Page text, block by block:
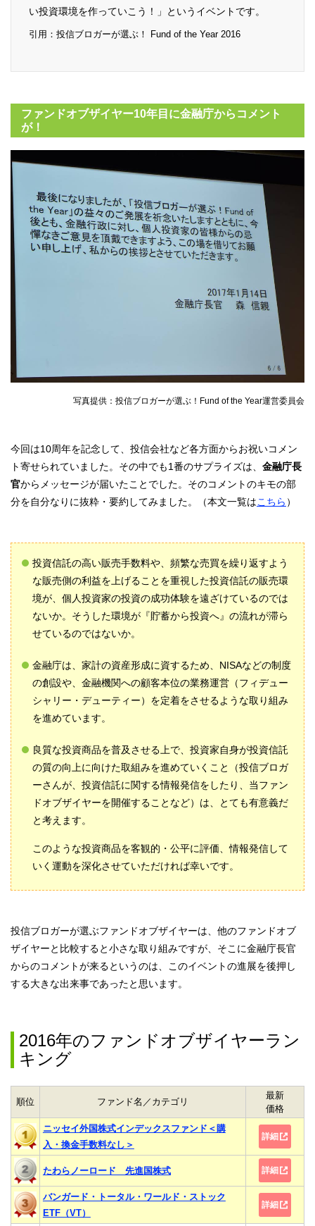
い投資環境を作っていこう！」というイベントです。
引用：投信ブロガーが選ぶ！ Fund of the Year 2016
ファンドオブザイヤー10年目に金融庁からコメント
が！
写真提供：投信ブロガーが選ぶ！Fund of the Year運営委員会
今回は10周年を記念して、投信会社など各方面からお祝いコメン
ト寄せられていました。その中でも1番のサプライズは、 金融庁長
官からメッセージが届いたことでした。そのコメントのキモの部
分を自分なりに抜粋・要約してみました。（本文一覧はこちら ）
投資信託の高い販売手数料や、頻繁な売買を繰り返すよう
な販売側の利益を上げることを重視した投資信託の販売環
境が、個人投資家の投資の成功体験を遠ざけているのでは
ないか。そうした環境が『貯蓄から投資へ』の流れが滞ら
せているのではないか。
金融庁は、家計の資産形成に資するため、NISAなどの制度
の創設や、金融機関への顧客本位の業務運営（フィデュー
シャリー・デューティー）を定着をさせるような取り組み
を進めています。
良質な投資商品を普及させる上で、投資家自身が投資信託
の質の向上に向けた取組みを進めていくこと（投信ブロガ
ーさんが、投資信託に関する情報発信をしたり、当ファン
ドオブザイヤーを開催することなど）は、とても有意義だ
と考えます。
このような投資商品を客観的・公平に評価、情報発信して
いく運動を深化させていただければ幸いです。
投信ブロガーが選ぶファンドオブザイヤーは、他のファンドオブ
ザイヤーと比較すると小さな取り組みですが、そこに金融庁長官
からのコメントが来るというのは、このイベントの進展を後押し
する大きな出来事であったと思います。
2016年のファンドオブザイヤーラン
キング
順位 ファンド名／カテゴリ
最新
価格
ニッセイ外国株式インデックスファンド＜購
入・換金手数料なし＞
詳細
たわらノーロード 先進国株式 詳細
バンガード・トータル・ワールド・ストック
ETF（VT）
詳細